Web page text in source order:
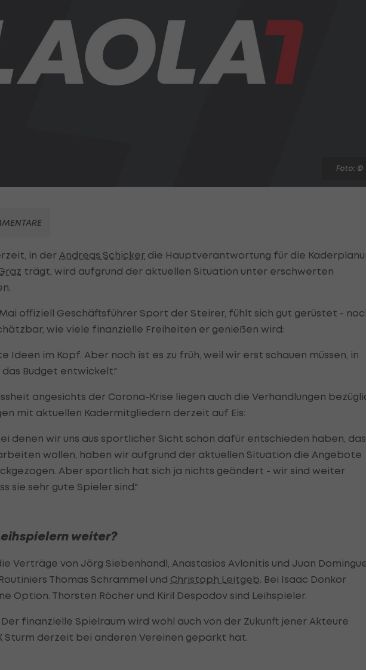
Foto: ©
in der Andreas Schicker die Hauptverantwortung für die
trägt, wird aufgrund der aktuellen Situation unter erschwerten
Mai offiziell Geschäftsführer Sport der Steirer, fühlt sich gut gerüstet -
wie viele finanzielle Freiheiten er genießen wird:
Ideen im Kopf. Aber noch ist es zu früh, weil wir erst schauen müssen, in
Budget entwickelt."
angesichts der Corona-Krise liegen auch die Verhandlungen
mit aktuellen Kadermitgliedern derzeit auf Eis:
denen wir uns aus sportlicher Sicht schon dafür entschieden haben,
wollen, haben wir aufgrund der aktuellen Situation die Angebote
Aber sportlich hat sich ja nichts geändert - wir sind weiter
sie sehr gute Spieler sind."
weiter?
Verträge von Jörg Siebenhandl, Anastasios Avlonitis und Juan
Thomas Schrammel und Christoph Leitgeb. Bei Isaac Donkor
Option. Thorsten Röcher und Kiril Despodov sind Leihspieler.
finanzielle Spielraum wird wohl auch von der Zukunft jener Akteure
Sturm derzeit bei anderen Vereinen geparkt hat.